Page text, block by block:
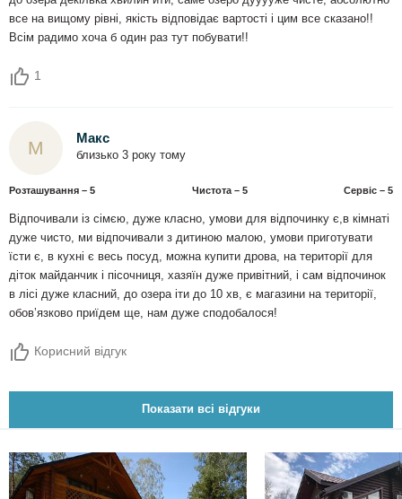
все на вищому рівні, якість відповідає вартості і цим все сказано!!
Всім радимо хоча б один раз тут побувати!!
1
М Макс
близько 3 року тому
Розташування – 5 Чистота – 5 Сервіс – 5
Відпочивали із сімєю, дуже класно, умови для відпочинку є,в кімнаті
дуже чисто, ми відпочивали з дитиною малою, умови приготувати
їсти є, в кухні є весь посуд, можна купити дрова, на території для
діток майданчик і пісочниця, хазяїн дуже привітний, і сам відпочинок
в лісі дуже класний, до озера іти до 10 хв, є магазини на території,
обовʼязково приїдем ще, нам дуже сподобалося!
Корисний відгук
Показати всі відгуки